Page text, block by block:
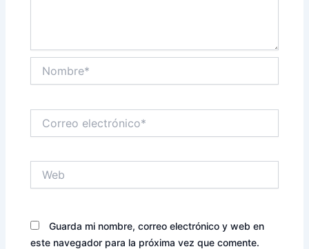
electrónico*
Guarda mi nombre, correo electrónico y web en
este navegador para la próxima vez que comente.